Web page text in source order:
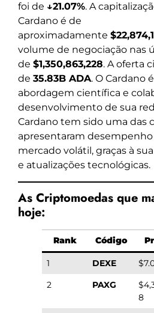
foi de ↓21.07%. A
Cardano é de
aproximadamente
volume de negociação nas
de $1,350,863,228. A oferta
de 35.83B ADA. O Cardano
abordagem científica e
desenvolvimento de sua
Cardano tem sido uma das
apresentaram
mercado volátil, graças à
e atualizações tecnológicas.
As Criptomoedas que
hoje:
Rank Código
1 DEXE
2
PAXG
8